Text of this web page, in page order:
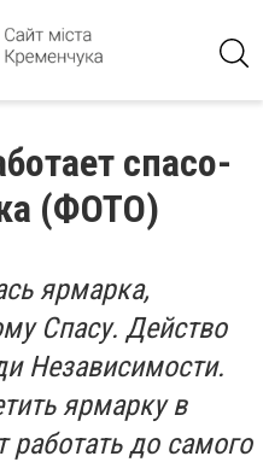
спасо-
(ФОТО)
ярмарка,
Спасу. Действо
Независимости.
ярмарку в
работать до самого